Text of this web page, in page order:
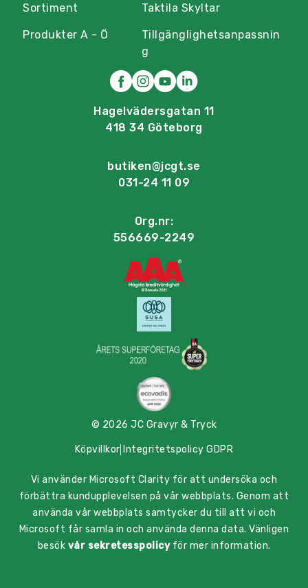
Sortiment
Produkter A - Ö
Taktila Skyltar
Tillgänglighetsanpassnin
g
Hagelvädersgatan 11
418 34 Göteborg
butiken@jcgt.se
031-24 11 09
Org.nr:
556669-2249
© 2026 JC Gravyr & Tryck
Köpvillkor Integritetspolicy GDPR
Vi använder Microsoft Clarity för att undersöka och
förbättra kundupplevelsen på vår webbplats. Genom att
använda vår webbplats samtycker du till att vi och
Microsoft får samla in och använda denna data. Vänligen
besök vår sekretesspolicyför mer information.